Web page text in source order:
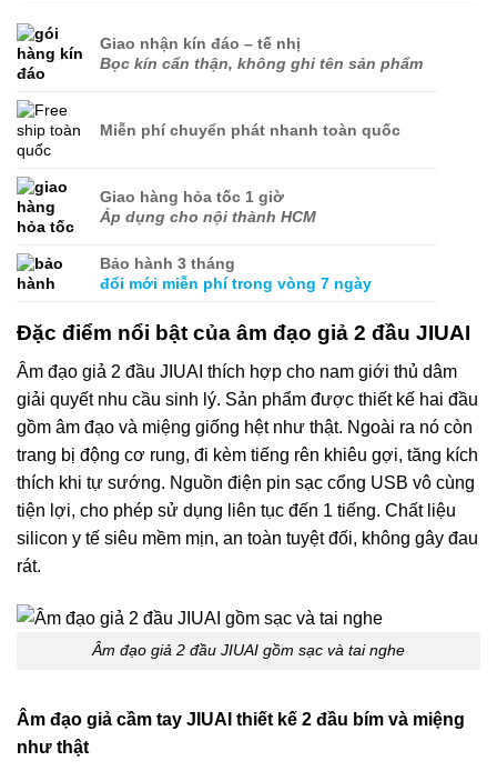
Giao nhận kín đáo – tế nhị
Bọc kín cẩn thận, không ghi tên sản phẩm
Miễn phí chuyển phát nhanh toàn quốc
Giao hàng hỏa tốc 1 giờ
Áp dụng cho nội thành HCM
Bảo hành 3 tháng
đổi mới miễn phí trong vòng 7 ngày
Đặc điểm nổi bật của âm đạo giả 2 đầu JIUAI
Âm đạo giả 2 đầu JIUAI thích hợp cho nam giới thủ dâm
giải quyết nhu cầu sinh lý. Sản phẩm được thiết kế hai đầu
gồm âm đạo và miệng giống hệt như thật. Ngoài ra nó còn
trang bị động cơ rung, đi kèm tiếng rên khiêu gợi, tăng kích
thích khi tự sướng. Nguồn điện pin sạc cổng USB vô cùng
tiện lợi, cho phép sử dụng liên tục đến 1 tiếng. Chất liệu
silicon y tế siêu mềm mịn, an toàn tuyệt đối, không gây đau
rát.
Âm đạo giả 2 đầu JIUAI gồm sạc và tai nghe
Âm đạo giả cầm tay JIUAI thiết kế 2 đầu bím và miệng
như thật